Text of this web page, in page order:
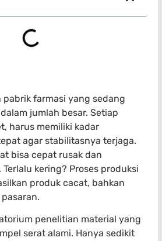
pabrik farmasi yang sedang
jumlah besar. Setiap
harus memiliki kadar
agar stabilitasnya terjaga.
bisa cepat rusak dan
kering? Proses produksi
produk cacat, bahkan
penelitian material yang
serat alami. Hanya sedikit